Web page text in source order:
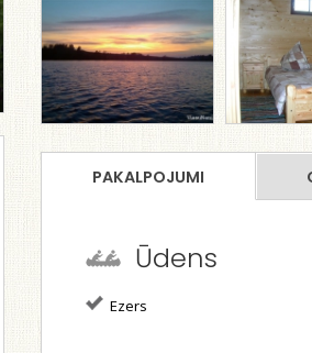
PAKALPOJUMI
Ūdens
Ezers